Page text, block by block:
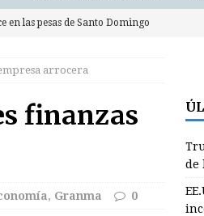
las pesas de Santo Domingo
del comercio (+
arrocera
finanzas
, Granma 0
de